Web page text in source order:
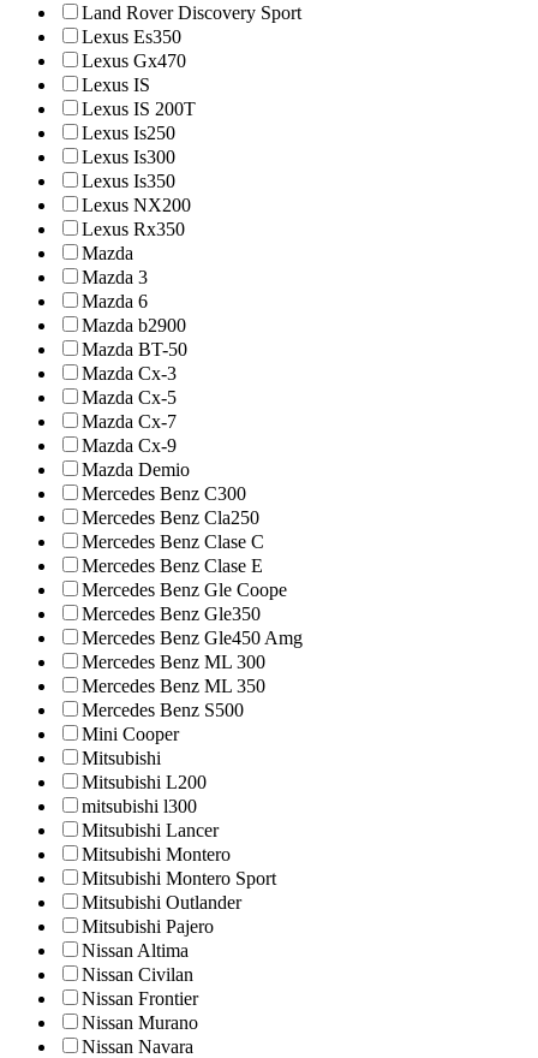
Land Rover Discovery Sport
Lexus Es350
Lexus Gx470
Lexus IS
Lexus IS 200T
Lexus Is250
Lexus Is300
Lexus Is350
Lexus NX200
Lexus Rx350
Mazda
Mazda 3
Mazda 6
Mazda b2900
Mazda BT-50
Mazda Cx-3
Mazda Cx-5
Mazda Cx-7
Mazda Cx-9
Mazda Demio
Mercedes Benz C300
Mercedes Benz Cla250
Mercedes Benz Clase C
Mercedes Benz Clase E
Mercedes Benz Gle Coope
Mercedes Benz Gle350
Mercedes Benz Gle450 Amg
Mercedes Benz ML 300
Mercedes Benz ML 350
Mercedes Benz S500
Mini Cooper
Mitsubishi
Mitsubishi L200
mitsubishi l300
Mitsubishi Lancer
Mitsubishi Montero
Mitsubishi Montero Sport
Mitsubishi Outlander
Mitsubishi Pajero
Nissan Altima
Nissan Civilan
Nissan Frontier
Nissan Murano
Nissan Navara